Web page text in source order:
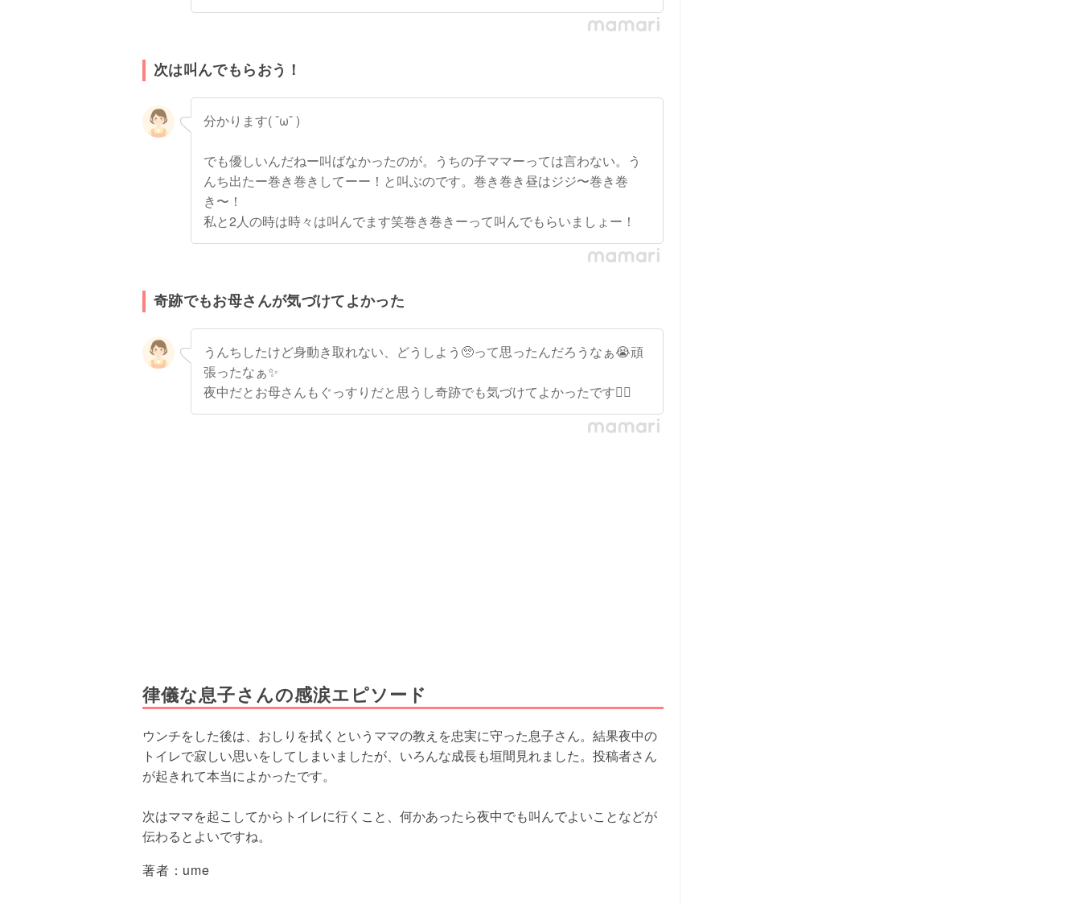
次は叫んでもらおう！
分かります( ˇωˇ )
でも優しいんだねー叫ばなかったのが。うちの子ママーっては言わない。う
んち出たー巻き巻きしてーー！と叫ぶのです。巻き巻き昼はジジ〜巻き巻
き〜！
私と2人の時は時々は叫んでます笑巻き巻きーって叫んでもらいましょー！
奇跡でもお母さんが気づけてよかった
うんちしたけど身動き取れない、どうしよう🥺って思ったんだろうなぁ😭頑
張ったなぁ✨
夜中だとお母さんもぐっすりだと思うし奇跡でも気づけてよかったです👍🏻
律儀な息子さんの感涙エピソード
ウンチをした後は、おしりを拭くというママの教えを忠実に守った息子さん。結果夜中の
トイレで寂しい思いをしてしまいましたが、いろんな成長も垣間見れました。投稿者さん
が起きれて本当によかったです。
次はママを起こしてからトイレに行くこと、何かあったら夜中でも叫んでよいことなどが
伝わるとよいですね。
著者： ume